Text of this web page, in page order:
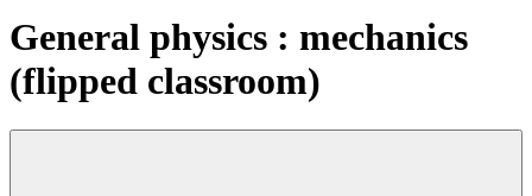
General physics : mechanics
(flipped classroom)